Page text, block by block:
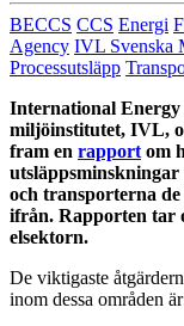
BECCS CCS Energi
Agency IVL Svenska
Processutsläpp
International Energy
miljöinstitutet, IVL,
fram en rapport om
och transporterna
ifrån. Rapporten tar
elsektorn.
De viktigaste
inom dessa områden